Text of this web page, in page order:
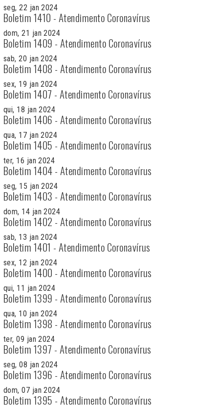
seg, 22 jan 2024
Boletim 1410 - Atendimento Coronavírus
dom, 21 jan 2024
Boletim 1409 - Atendimento Coronavírus
sab, 20 jan 2024
Boletim 1408 - Atendimento Coronavírus
sex, 19 jan 2024
Boletim 1407 - Atendimento Coronavírus
qui, 18 jan 2024
Boletim 1406 - Atendimento Coronavírus
qua, 17 jan 2024
Boletim 1405 - Atendimento Coronavírus
ter, 16 jan 2024
Boletim 1404 - Atendimento Coronavírus
seg, 15 jan 2024
Boletim 1403 - Atendimento Coronavírus
dom, 14 jan 2024
Boletim 1402 - Atendimento Coronavírus
sab, 13 jan 2024
Boletim 1401 - Atendimento Coronavírus
sex, 12 jan 2024
Boletim 1400 - Atendimento Coronavírus
qui, 11 jan 2024
Boletim 1399 - Atendimento Coronavírus
qua, 10 jan 2024
Boletim 1398 - Atendimento Coronavírus
ter, 09 jan 2024
Boletim 1397 - Atendimento Coronavírus
seg, 08 jan 2024
Boletim 1396 - Atendimento Coronavírus
dom, 07 jan 2024
Boletim 1395 - Atendimento Coronavírus